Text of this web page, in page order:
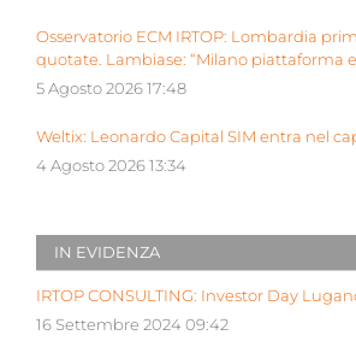
Osservatorio ECM IRTOP: Lombardia
quotate. Lambiase: “Milano piattaforma
5 Agosto 2026 17:48
Weltix: Leonardo Capital SIM entra nel
4 Agosto 2026 13:34
IN EVIDENZA
IRTOP CONSULTING: Investor Day
16 Settembre 2024 09:42